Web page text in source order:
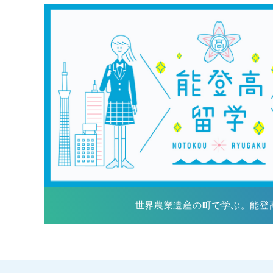
世界農業遺産の町で学ぶ。能登